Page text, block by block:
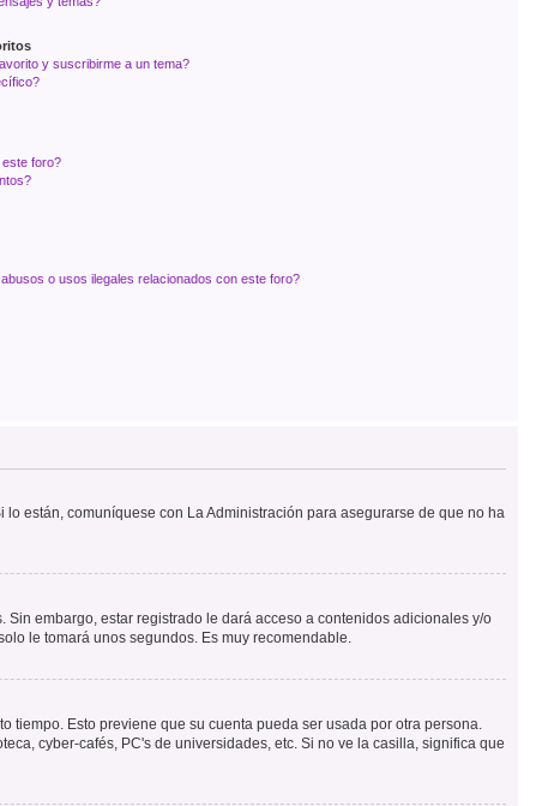
y suscribirme a un tema?
foro?
o usos ilegales relacionados con este foro?
están, comuníquese con La Administración para asegurarse de que no ha
embargo, estar registrado le dará acceso a contenidos adicionales y/o
le tomará unos segundos. Es muy recomendable.
tiempo. Esto previene que su cuenta pueda ser usada por otra persona.
cyber-cafés, PC's de universidades, etc. Si no ve la casilla, significa que